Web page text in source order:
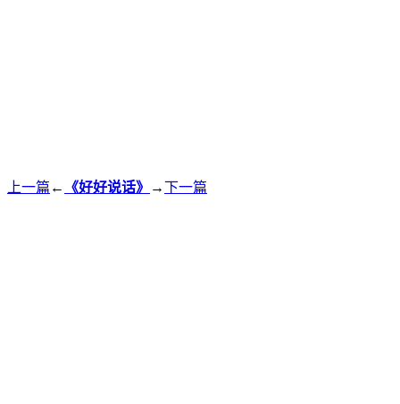
上一篇 ← 《好好说话》 →下一篇